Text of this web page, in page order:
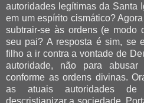
autoridades legítimas da Santa
em um espírito cismático?
subtrair-se às ordens (e modo
seu pai? A resposta é sim, se
filho a ir contra a vontade de
autoridade, não para
conforme as ordens divinas.
as atuais autoridades de
descristianizar a sociedade.